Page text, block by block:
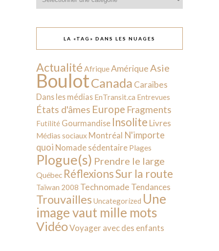
LA «TAG» DANS LES NUAGES
Actualité AfriqueAmérique Asie
BoulotCanada Caraïbes
Dans les médias EnTransit.ca Entrevues
États d'âmes Europe Fragments
Futilité Gourmandise Insolite Livres
Médias sociaux Montréal N'importe
quoi Nomade sédentaire Plages
Plogue(s) Prendre le large
Québec RéflexionsSur la route
Taïwan 2008 Technomade Tendances
Trouvailles Uncategorized Une
image vaut mille mots
VidéoVoyager avec des enfants